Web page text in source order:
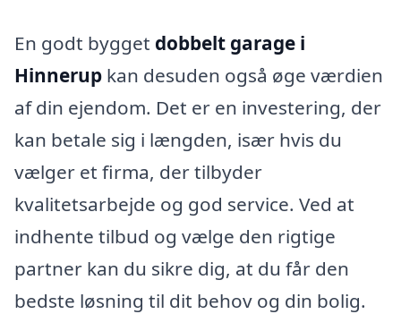
En godt bygget dobbelt garage i
Hinnerup kan desuden også øge værdien
af din ejendom. Det er en investering, der
kan betale sig i længden, især hvis du
vælger et firma, der tilbyder
kvalitetsarbejde og god service. Ved at
indhente tilbud og vælge den rigtige
partner kan du sikre dig, at du får den
bedste løsning til dit behov og din bolig.